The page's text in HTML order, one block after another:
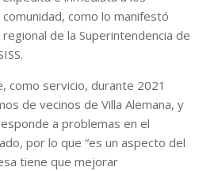
como lo manifestó
de la Superintendencia de
como servicio, durante 2021
de vecinos de Villa Alemana, y
a problemas en el
por lo que “es un aspecto del
tiene que mejorar